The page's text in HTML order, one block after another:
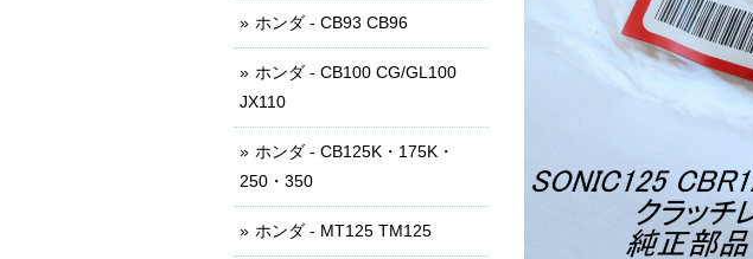
ホンダ - CB93 CB96
ホンダ - CB100 CG/GL100
JX110
ホンダ - CB125K・175K・
250・350
ホンダ - MT125 TM125